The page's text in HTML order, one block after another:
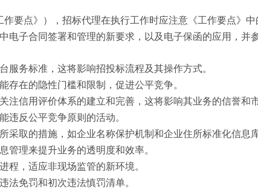
要点》），招标代理在执行工作时应注意《工作要点》中
电子合同签署和管理的新要求，以及电子保函的应用，并
服务标准，这将影响招投标流程及其操作方式。
存在的隐性门槛和限制，促进公平竞争。
注信用评价体系的建立和完善，这将影响其业务的信誉和
违反公平竞争原则的活动。
取的措施，如企业名称保护机制和企业住所标准化信息库
管理来提升业务的透明度和效率。
程，适应非现场监管的新环境。
法免罚和初次违法慎罚清单。